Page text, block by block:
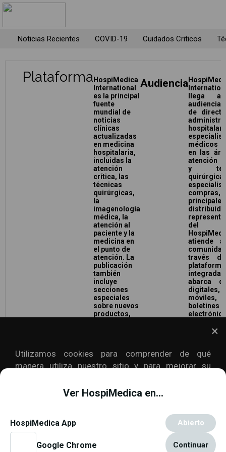
Utilizamos cookies para comprender de qué
manera utiliza nuestro sitio y para mejorar su
y la publicidad. Para más información,
Política de cookies.
Ver HospiMedica en...
HospiMedica App Abierto
Google Chrome Continuar
Noticias Recientes COVID-19 Cuidados Criticos
Plataforma HospiMedica
International
es la principal
fuente
mundial de
noticias
clínicas
actualizadas
en medicina
hospitalaria,
incluidas la
atención
crítica, las
técnicas
quirúrgicas,
la
imagenología
médica, la
atención al
paciente y la
medicina en
el punto de
atención. La
publicación
también
incluye
secciones
especiales
sobre nuevos
productos,
calendario de
congresos.
Audiencia
llega a
audiencia
de
médicos
en las
atención
y
principales
del
atiende
través
plataforma
abarca
digitales,
móviles,
boletines
revistas
Globetech Media
All rights reserved.